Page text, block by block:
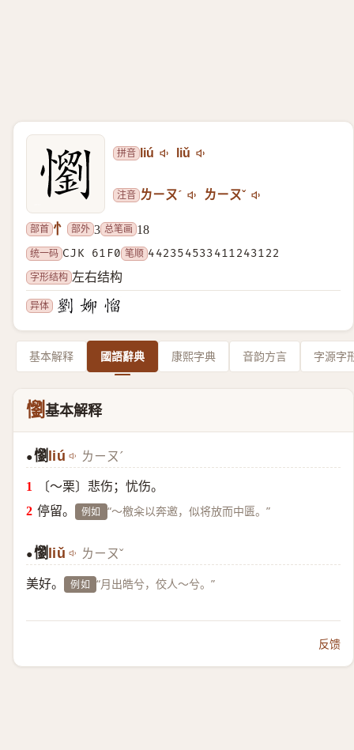
拼音 liú liǔ
注音 ㄌㄧㄡˊ ㄌㄧㄡˇ
部首 忄 部外 3 总笔画 18
统一码 CJK 61F0 笔顺 442354533411243122
字形结构 左右结构
异体
基本解释 國語辭典 康熙字典 音韵方言 字源字
懰基本解释
●懰 liú ㄌㄧㄡˊ
〔～栗〕悲伤；忧伤。
停留。
例如 “～檄籴以奔邀，似将放而中匮。”
●懰 liǔ ㄌㄧㄡˇ
美好。 例如 “月出皓兮，佼人～兮。”
反馈